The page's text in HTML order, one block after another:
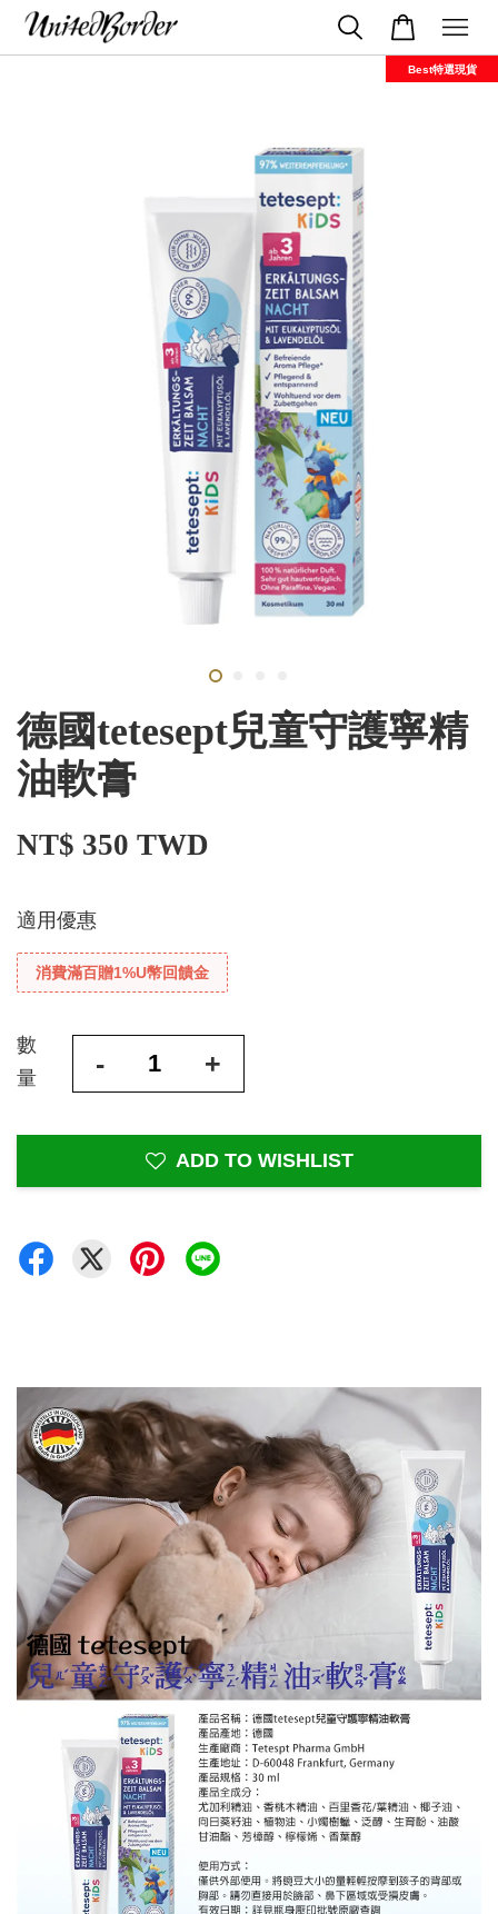
Best特選現貨
德國tetesept兒童守護寧精
油軟膏
NT$ 350 TWD
適用優惠
消費滿百贈1%U幣回饋金
數
量
- +
ADD TO WISHLIST